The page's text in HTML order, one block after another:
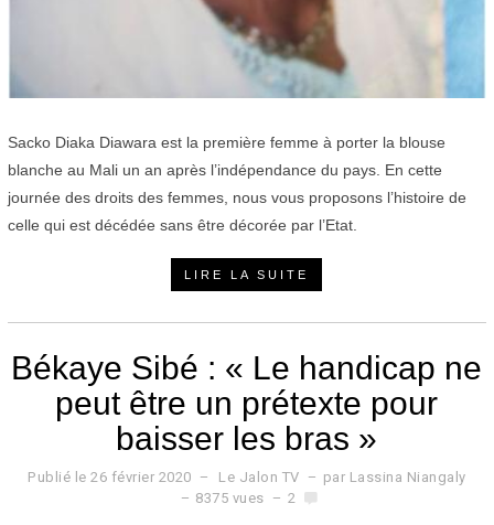
Sacko Diaka Diawara est la première femme à porter la blouse
blanche au Mali un an après l’indépendance du pays. En cette
journée des droits des femmes, nous vous proposons l’histoire de
celle qui est décédée sans être décorée par l’Etat.
LIRE LA SUITE
Békaye Sibé : « Le handicap ne
peut être un prétexte pour
baisser les bras »
Publié le 26 février 2020
8
Le Jalon TV par Lassina Niangaly
8375 vues
2